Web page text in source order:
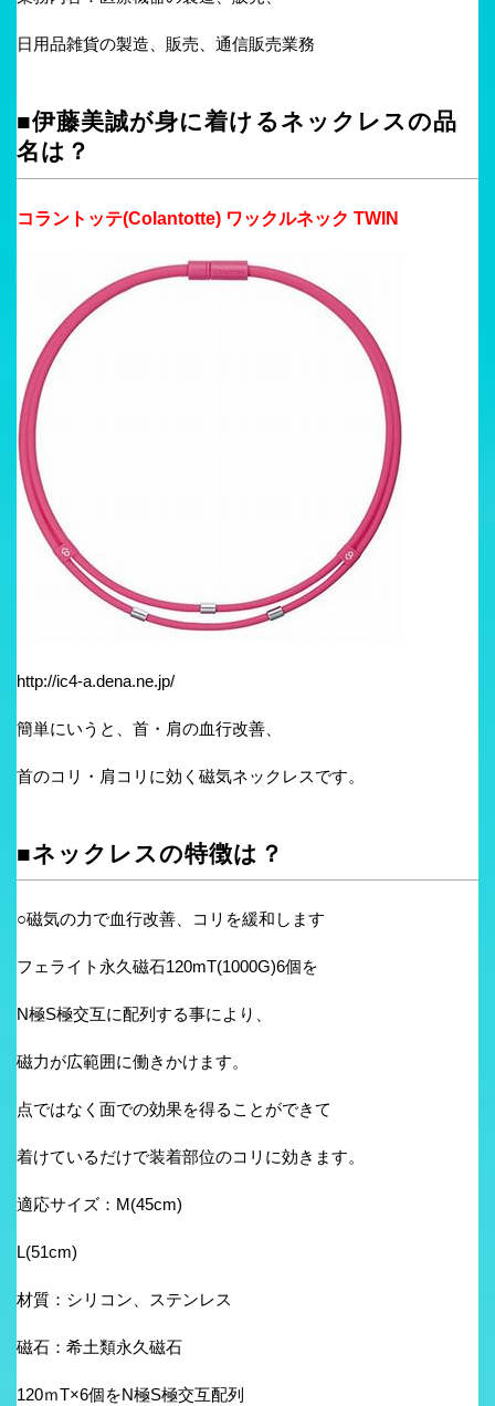
日用品雑貨の製造、販売、通信販売業務
■伊藤美誠が身に着けるネックレスの品
名は？
コラントッテ(Colantotte) ワックルネック TWIN
http://ic4-a.dena.ne.jp/
簡単にいうと、首・肩の血行改善、
首のコリ・肩コリに効く磁気ネックレスです。
■ネックレスの特徴は？
○磁気の力で血行改善、コリを緩和します
フェライト永久磁石120mT(1000G)6個を
N極S極交互に配列する事により、
磁力が広範囲に働きかけます。
点ではなく面での効果を得ることができて
着けているだけで装着部位のコリに効きます。
適応サイズ：M(45cm)
L(51cm)
材質：シリコン、ステンレス
磁石：希土類永久磁石
120ｍT×6個をN極S極交互配列